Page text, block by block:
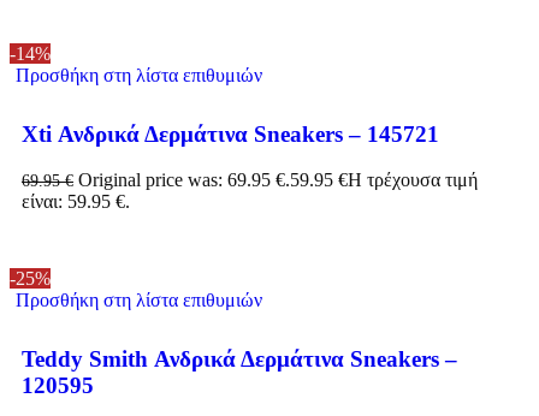
-14%
Προσθήκη στη λίστα επιθυμιών
Xti Ανδρικά Δερμάτινα Sneakers – 145721
69.95€ Original price was: 69.95 €.59.95 €Η τρέχουσα τιμή
είναι: 59.95 €.
-25%
Προσθήκη στη λίστα επιθυμιών
Teddy Smith Ανδρικά Δερμάτινα Sneakers –
120595